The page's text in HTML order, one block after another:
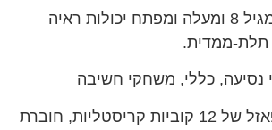
המשחק מתאים מגיל 8 ומעלה ומפתח יכולות ראיה
תלת-ממדית.
נסיעה, כללי, משחקי חשיבה
: פלקסי-פאזל של 12 קוביות קריסטליות, חוברת